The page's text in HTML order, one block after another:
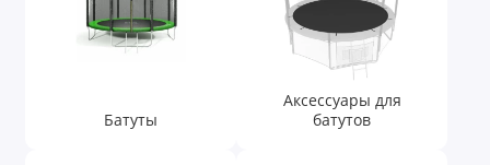
Аксессуары для теннисных столов
Бассейны
Батуты
Аксессуары для
батутов